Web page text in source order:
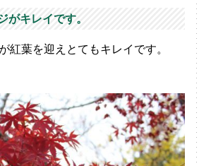
キレイです。
紅葉を迎えとてもキレイです。